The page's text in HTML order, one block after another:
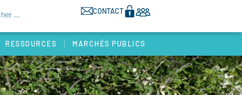
CONTACT
RESSOURCES MARCHÉS PUBLICS